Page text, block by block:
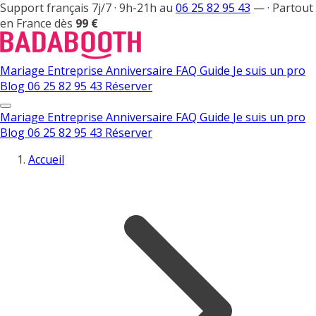
Support français 7j/7 · 9h-21h au 06 25 82 95 43 —· Partout
en France dès 99 €
Mariage Entreprise Anniversaire FAQ Guide Je suis un pro
Blog06 25 82 95 43 Réserver
Mariage Entreprise Anniversaire FAQ Guide Je suis un pro
Blog06 25 82 95 43 Réserver
Accueil